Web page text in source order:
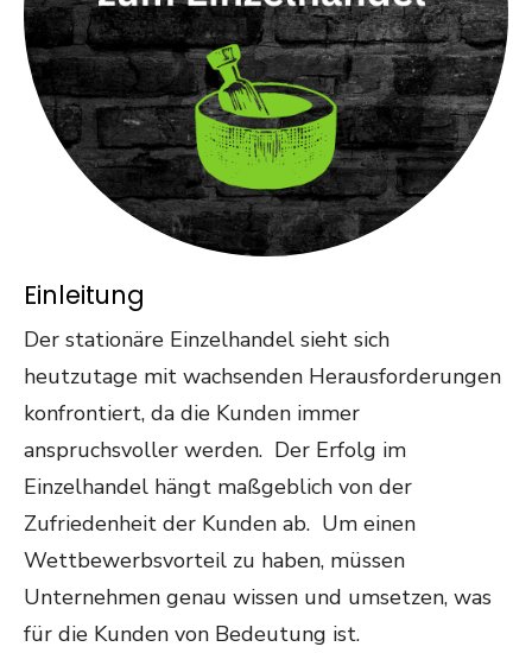
Einleitung
Der stationäre Einzelhandel sieht sich
heutzutage mit wachsenden Herausforderungen
konfrontiert, da die Kunden immer
anspruchsvoller werden. Der Erfolg im
Einzelhandel hängt maßgeblich von der
Zufriedenheit der Kunden ab. Um einen
Wettbewerbsvorteil zu haben, müssen
Unternehmen genau wissen und umsetzen, was
für die Kunden von Bedeutung ist.